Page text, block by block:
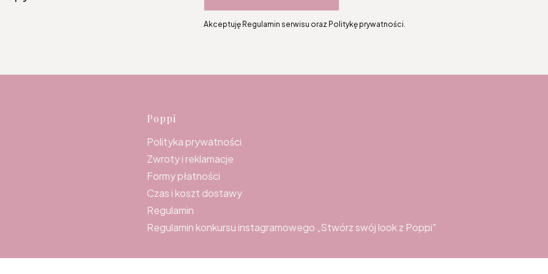
Akceptuję Regulamin serwisu oraz Politykę prywatności.
Linki w stopce
Poppi
Polityka prywatności
Zwroty i reklamacje
Formy płatności
Czas i koszt dostawy
Regulamin
Regulamin konkursu instagramowego „Stwórz swój look z Poppi"